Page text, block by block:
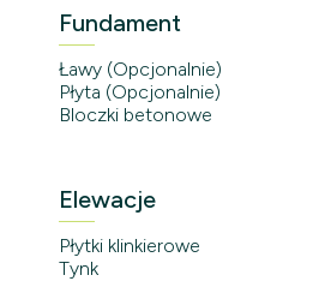
Fundament
Ławy (Opcjonalnie)
Płyta (Opcjonalnie)
Bloczki betonowe
Elewacje
Płytki klinkierowe
Tynk